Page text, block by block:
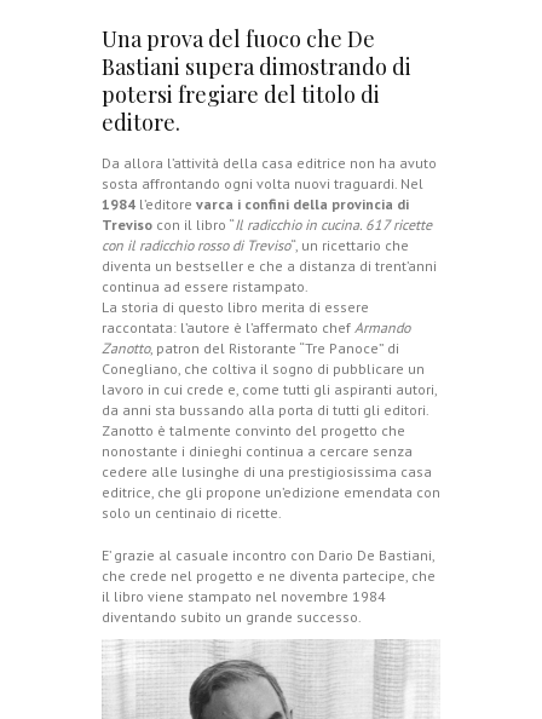
Una prova del fuoco che De
Bastiani supera dimostrando di
potersi fregiare del titolo di
editore.
Da allora l’attività della casa editrice non ha avuto
sosta affrontando ogni volta nuovi traguardi. Nel
1984 l’editore varca i confini della provincia di
Treviso con il libro “Il radicchio in cucina. 617 ricette
con il radicchio rosso di Treviso“, un ricettario che
diventa un bestseller e che a distanza di trent’anni
continua ad essere ristampato.
La storia di questo libro merita di essere
raccontata: l’autore è l’affermato chef Armando
Zanotto, patron del Ristorante “Tre Panoce” di
Conegliano, che coltiva il sogno di pubblicare un
lavoro in cui crede e, come tutti gli aspiranti autori,
da anni sta bussando alla porta di tutti gli editori.
Zanotto è talmente convinto del progetto che
nonostante i dinieghi continua a cercare senza
cedere alle lusinghe di una prestigiosissima casa
editrice, che gli propone un’edizione emendata con
solo un centinaio di ricette.
E’ grazie al casuale incontro con Dario De Bastiani,
che crede nel progetto e ne diventa partecipe, che
il libro viene stampato nel novembre 1984
diventando subito un grande successo.